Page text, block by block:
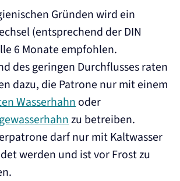
Gründen wird ein
(entsprechend der DIN
6 Monate empfohlen.
des geringen Durchflusses raten
dazu, die Patrone nur mit einem
Wasserhahn oder
zu betreiben.
darf nur mit Kaltwasser
werden und ist vor Frost zu